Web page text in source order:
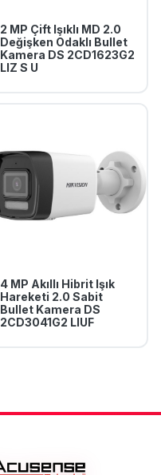
2 MP Çift Işıklı MD 2.0
Değişken Odaklı Bullet
Kamera DS 2CD1623G2
LIZ S U
4 MP Akıllı Hibrit Işık
Hareketi 2.0 Sabit
Bullet Kamera DS
2CD3041G2 LIUF